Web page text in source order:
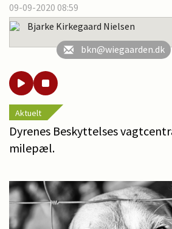
09-09-2020 08:59
Bjarke Kirkegaard Nielsen
bkn@wiegaarden.dk
Aktuelt
Dyrenes Beskyttelses
milepæl.